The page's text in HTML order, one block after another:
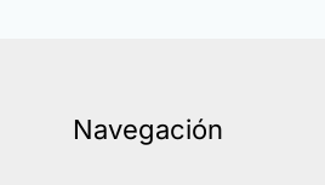
Navegación